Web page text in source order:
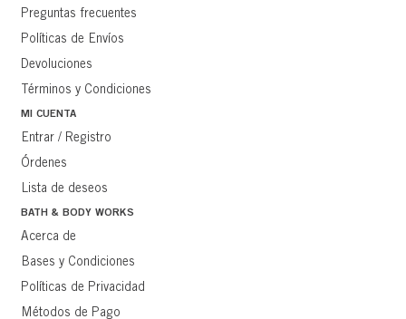
Preguntas frecuentes
Políticas de Envíos
Devoluciones
Términos y Condiciones
MI CUENTA
Entrar / Registro
Órdenes
Lista de deseos
BATH & BODY WORKS
Acerca de
Bases y Condiciones
Políticas de Privacidad
Métodos de Pago